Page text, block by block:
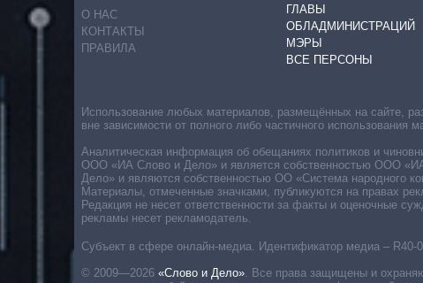
О НАС
КОНТАКТЫ
ПРАВИЛА
ГЛАВЫ
ОБЛАДМИНИСТРАЦИЙ
МЭРЫ
ВСЕ ПЕРСОНЫ
Субъект в сфере онлайн-медиа. Идентификатор медиа – R40-
© 2009—2026 «Слово и Дело»
Все права защищены и
Использование любых материалов, размещённых на сайте,
вне зависимости от полного либо частичного использования
Аналитическая информация об обещаниях политиков и
ООО «ИА Слово и Дело» и является собственностью ООО
Дело» и являются собственностью ОО «Система народного
Материалы, отмеченные значками, публикуются на правах
Редакция не несет ответственности за факты и оценочные
рекламы несет рекламодатель.